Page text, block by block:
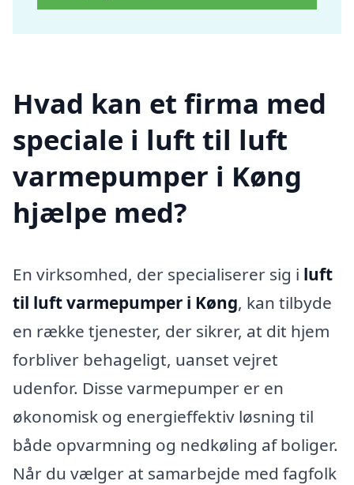
Hvad kan et firma med
speciale i luft til luft
varmepumper i Køng
hjælpe med?
En virksomhed, der specialiserer sig i luft
til luft varmepumper i Køng, kan tilbyde
en række tjenester, der sikrer, at dit hjem
forbliver behageligt, uanset vejret
udenfor. Disse varmepumper er en
økonomisk og energieffektiv løsning til
både opvarmning og nedkøling af boliger.
Når du vælger at samarbejde med fagfolk